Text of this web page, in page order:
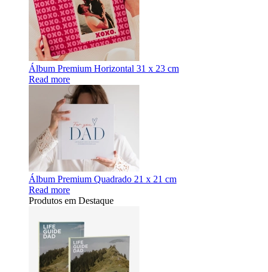
Álbum Premium Horizontal 31 x 23 cm
Read more
Álbum Premium Quadrado 21 x 21 cm
Read more
Produtos em Destaque